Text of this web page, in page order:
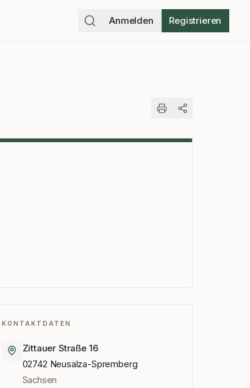
Anmelden Registrieren
KONTAKTDATEN
Zittauer Straße 16
02742 Neusalza-Spremberg
Sachsen